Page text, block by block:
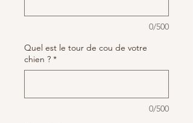
0/500
Quel est le tour de cou de votre
chien ? *
0/500